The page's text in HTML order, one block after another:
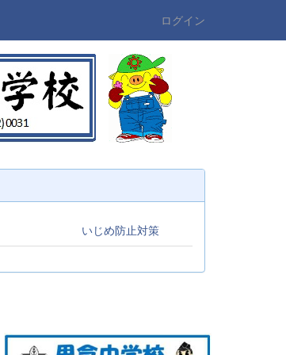
ログイン
いじめ防止対策